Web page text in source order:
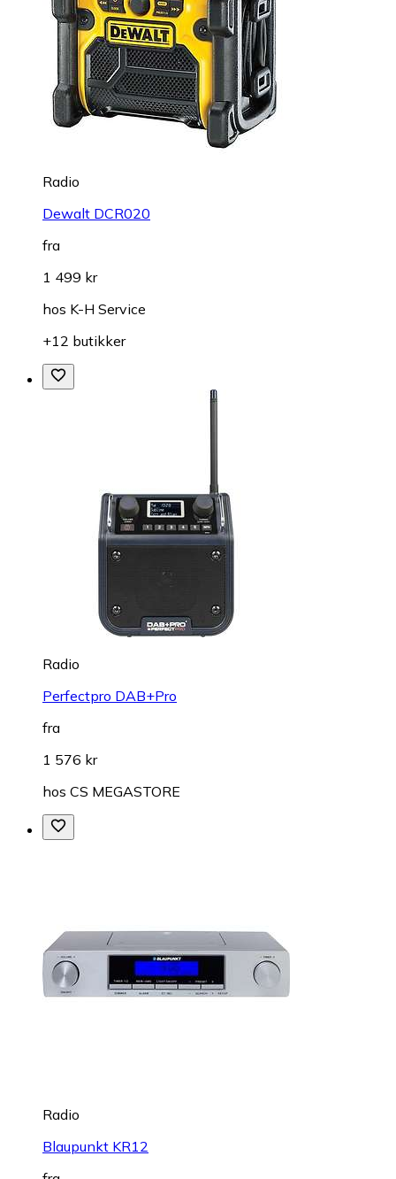
Radio
Dewalt DCR020
fra
1 499 kr
hos K-H Service
+12 butikker
Radio
Perfectpro DAB+Pro
fra
1 576 kr
hos CS MEGASTORE
Radio
Blaupunkt KR12